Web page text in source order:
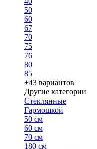
50
60
67
70
75
76
80
85
+43 вариантов
Другие категории
Стеклянные
Гармошкой
50 см
60 см
70 см
180 см